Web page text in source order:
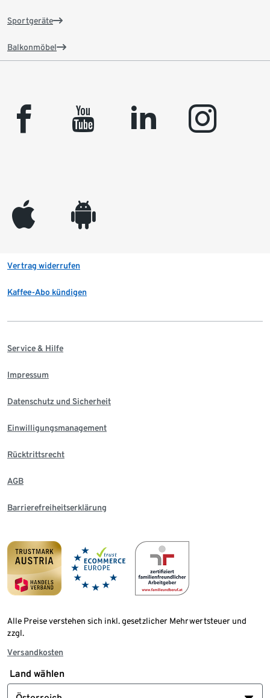
Sportgeräte
Balkonmöbel
facebook youtube linkedin instagram
appleinc android
Vertrag widerrufen
Kaffee-Abo kündigen
Service & Hilfe
Impressum
Datenschutz und Sicherheit
Einwilligungsmanagement
Rücktrittsrecht
AGB
Barrierefreiheitserklärung
Alle Preise verstehen sich inkl. gesetzlicher Mehrwertsteuer und
zzgl.
Versandkosten
Land wählen